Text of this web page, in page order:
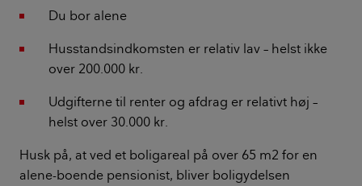
Du bor alene
Husstandsindkomsten er relativ lav – helst ikke
over 200.000 kr.
Udgifterne til renter og afdrag er relativt høj –
helst over 30.000 kr.
Husk på, at ved et boligareal på over 65 m2 for en
alene-boende pensionist, bliver boligydelsen